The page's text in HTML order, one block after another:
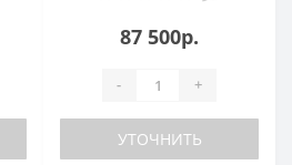
87 500р.
- +
УТОЧНИТЬ